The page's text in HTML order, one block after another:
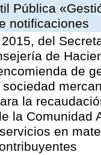
Pública
notificaciones
del
de
de
la
la Comunidad
en